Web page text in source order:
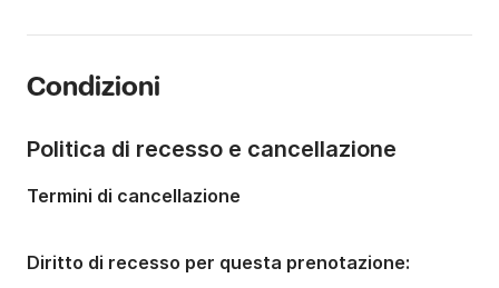
Portata massima persone:
Condizioni
Politica di recesso e cancellazione
Termini di cancellazione
Diritto di recesso per questa prenotazione: